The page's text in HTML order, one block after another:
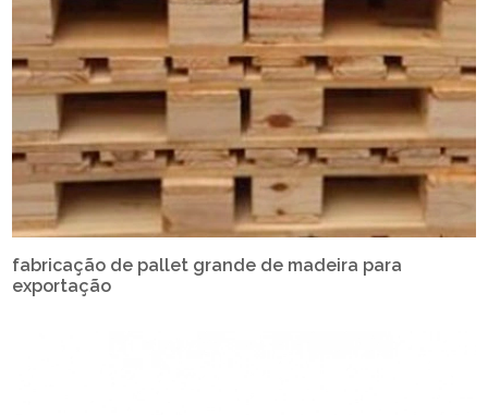
fabricação de pallet grande de madeira para
exportação